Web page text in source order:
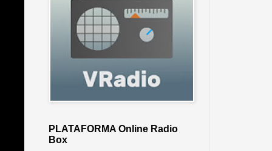
PLATAFORMA Online Radio
Box